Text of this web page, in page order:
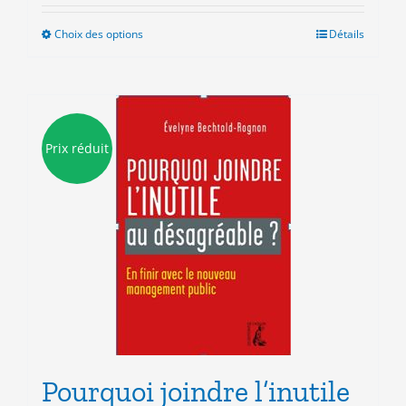
Choix des optionsCe
plusieurs
variations.
Les
options
peuvent
être
choisies
sur
la
page
du
Détails
Prix réduit
Pourquoi joindre l’inutile